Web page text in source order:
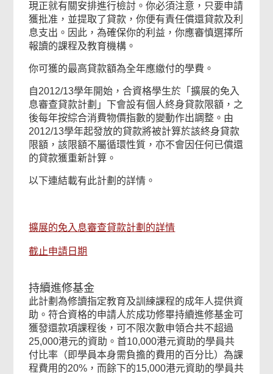
現正就有關安排進行檢討。你必須注意，只要申請
獲批准，並提取了貸款，你便有責任償還貸款及利
息支出。因此，為確保你的利益，你應審慎選擇所
報讀的課程及教育機構。
你可獲的最高貸款額為全年應繳付的學費。
自2012/13學年開始，合資格學生於「擴展的免入
息審查貸款計劃」下會設有個人終身貸款限額，之
後每年按綜合消費物價指數的變動作出調整。由
2012/13學年起發放的貸款將被計算於該終身貸款
限額，該限額不屬循環性質，亦不會因任何已償還
的貸款獲重新計算。
以下連結載有此計劃的詳情。
擴展的免入息審查貸款計劃的詳情
截止申請日期
持續進修基金
此計劃為修讀指定教育及訓練課程的成年人提供資
助。符合資格的申請人於成功修畢持續進修基金可
獲發還款項課程後，可不限次數申領合共不超過
25,000港元的資助。首10,000港元資助的學員共
付比率（即學員本身需負擔的費用的百分比）為課
程費用的20%，而餘下的15,000港元資助的學員共